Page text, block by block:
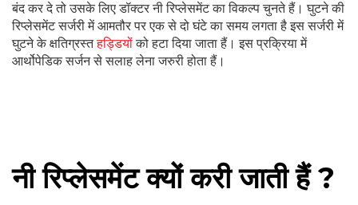
बंद कर दे तो उसके लिए डॉक्टर नी रिप्लेसमेंट का विकल्प चुनते हैं। घुटने की
रिप्लेसमेंट सर्जरी में आमतौर पर एक से दो घंटे का समय लगता है इस सर्जरी में
घुटने के क्षतिग्रस्तहड्डियोंको हटा दिया जाता हैं। इस प्रक्रिया में
आर्थोपेडिक सर्जन से सलाह लेना जरुरी होता हैं।
नी रिप्लेसमेंट क्यों करी जाती हैं ?